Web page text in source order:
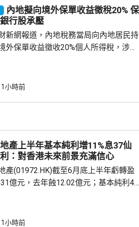
但「最終還是更划算」，認為香港是
幾年最值得發...
內地擬向境外保單收益徵稅20% 保
行股承壓
新網報道，內地稅務當局向內地居民持
外保單收益徵收20%個人所得稅，涉及
遍推行，具體適用範圍有待官方說明。
是堵塞長期存在的跨境稅務監管漏洞，
內地對居民境外資產及資金流動...
1小時前
產上半年基本純利增11%息37仙
：對香港未來前景充滿信心
產(01972.HK)截至6月底上半年虧轉盈
億元，去年蝕12.02億元；基本純利49
，寫字樓租金收入26.38億元，按年變
1小時前